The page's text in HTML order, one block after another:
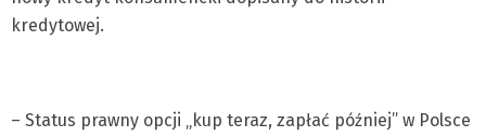
kredytowej.
– Status prawny opcji „kup teraz, zapłać później” w Polsce